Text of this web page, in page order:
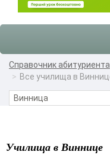
Справочник абитуриента
Все училища в
Училища в Виннице